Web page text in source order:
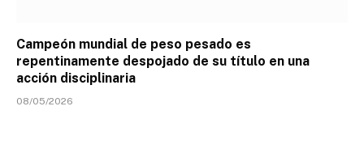
Campeón mundial de peso pesado es
repentinamente despojado de su título en una
acción disciplinaria
08/05/2026